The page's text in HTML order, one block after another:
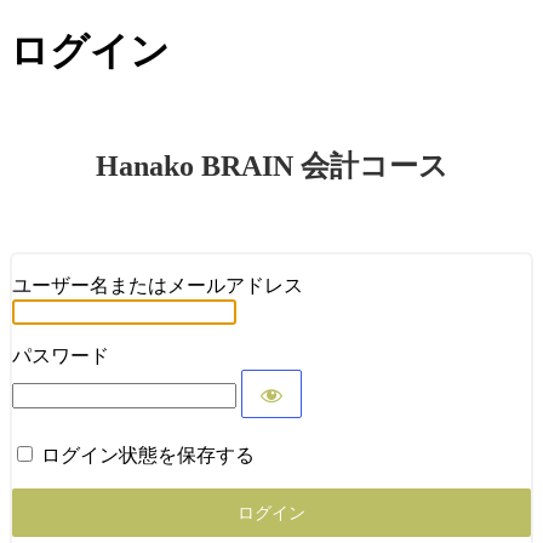
ログイン
Hanako BRAIN 会計コース
ユーザー名またはメールアドレス
パスワード
ログイン状態を保存する